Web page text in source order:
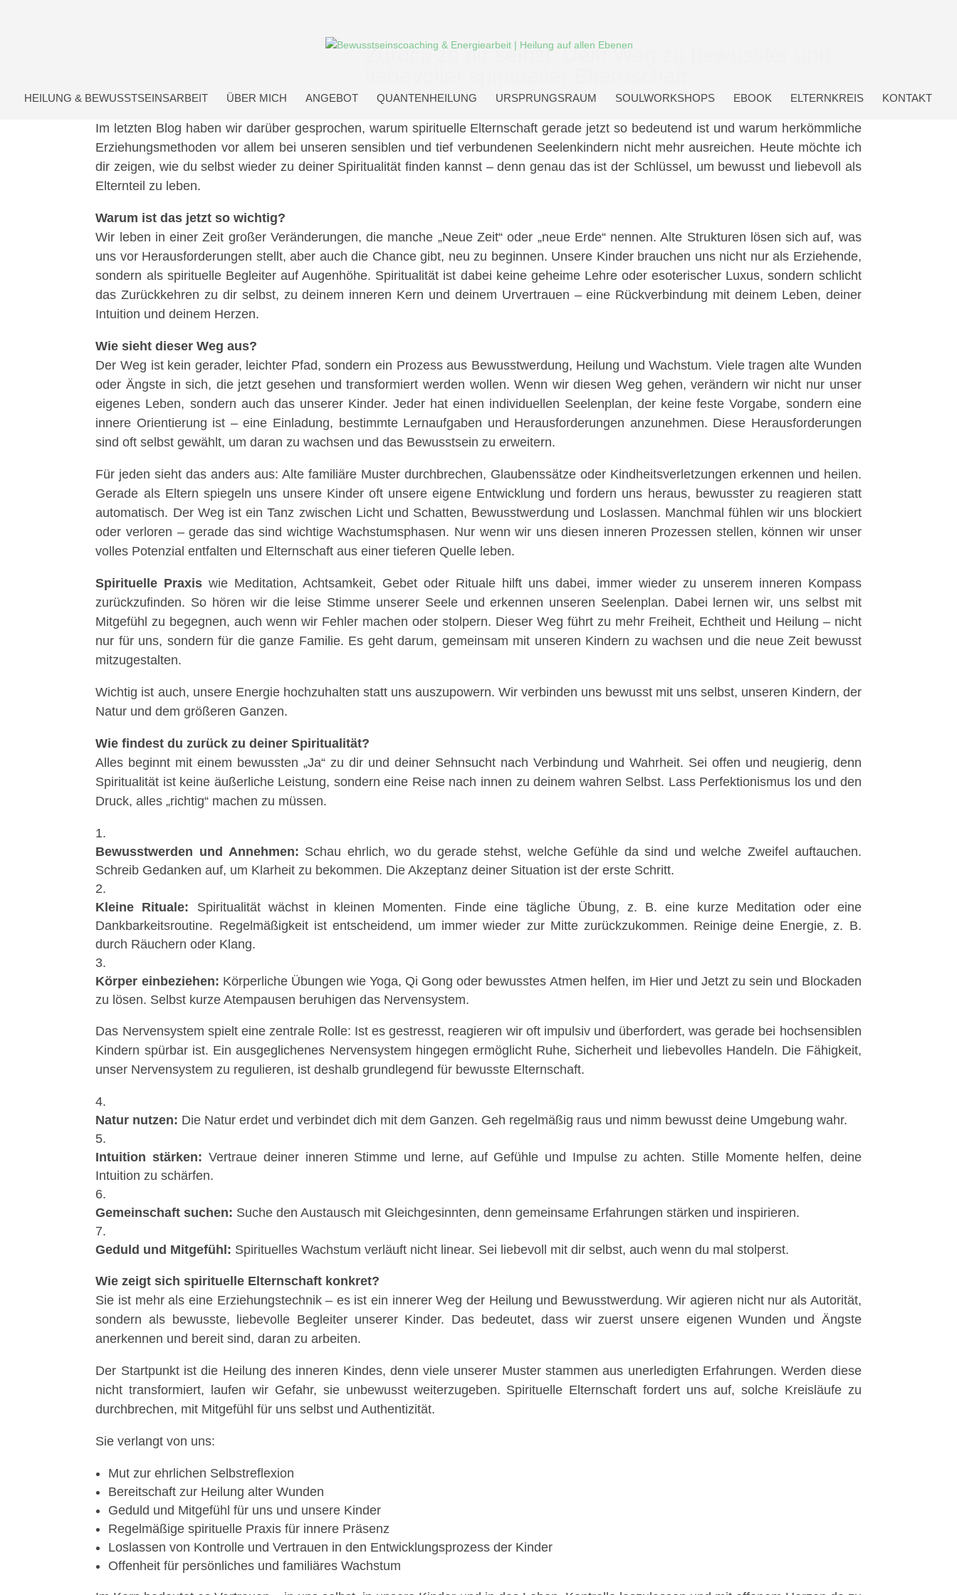
HEILUNG & BEWUSSTSEINSARBEIT ÜBER MICH ANGEBOT QUANTENHEILUNG URSPRUNGSRAUM SOULWORKSHOPS EBOOK ELTERNKREIS KONTAKT
Zurück zu dir selbst: Dein Weg zu bewusster und
Im letzten Blog haben wir darüber gesprochen, warum spirituelle Elternschaft gerade jetzt so bedeutend ist und warum herkömmliche
Erziehungsmethoden vor allem bei unseren sensiblen und tief verbundenen Seelenkindern nicht mehr ausreichen. Heute möchte ich
dir zeigen, wie du selbst wieder zu deiner Spiritualität finden kannst – denn genau das ist der Schlüssel, um bewusst und liebevoll als
Elternteil zu leben.
Warum ist das jetzt so wichtig?
Wir leben in einer Zeit großer Veränderungen, die manche „Neue Zeit“ oder „neue Erde“ nennen. Alte Strukturen lösen sich auf, was
uns vor Herausforderungen stellt, aber auch die Chance gibt, neu zu beginnen. Unsere Kinder brauchen uns nicht nur als Erziehende,
sondern als spirituelle Begleiter auf Augenhöhe. Spiritualität ist dabei keine geheime Lehre oder esoterischer Luxus, sondern schlicht
das Zurückkehren zu dir selbst, zu deinem inneren Kern und deinem Urvertrauen – eine Rückverbindung mit deinem Leben, deiner
Intuition und deinem Herzen.
Wie sieht dieser Weg aus?
Der Weg ist kein gerader, leichter Pfad, sondern ein Prozess aus Bewusstwerdung, Heilung und Wachstum. Viele tragen alte Wunden
oder Ängste in sich, die jetzt gesehen und transformiert werden wollen. Wenn wir diesen Weg gehen, verändern wir nicht nur unser
eigenes Leben, sondern auch das unserer Kinder. Jeder hat einen individuellen Seelenplan, der keine feste Vorgabe, sondern eine
innere Orientierung ist – eine Einladung, bestimmte Lernaufgaben und Herausforderungen anzunehmen. Diese Herausforderungen
sind oft selbst gewählt, um daran zu wachsen und das Bewusstsein zu erweitern.
Für jeden sieht das anders aus: Alte familiäre Muster durchbrechen, Glaubenssätze oder Kindheitsverletzungen erkennen und heilen.
Gerade als Eltern spiegeln uns unsere Kinder oft unsere eigene Entwicklung und fordern uns heraus, bewusster zu reagieren statt
automatisch. Der Weg ist ein Tanz zwischen Licht und Schatten, Bewusstwerdung und Loslassen. Manchmal fühlen wir uns blockiert
oder verloren – gerade das sind wichtige Wachstumsphasen. Nur wenn wir uns diesen inneren Prozessen stellen, können wir unser
volles Potenzial entfalten und Elternschaft aus einer tieferen Quelle leben.
Spirituelle Praxis wie Meditation, Achtsamkeit, Gebet oder Rituale hilft uns dabei, immer wieder zu unserem inneren Kompass
zurückzufinden. So hören wir die leise Stimme unserer Seele und erkennen unseren Seelenplan. Dabei lernen wir, uns selbst mit
Mitgefühl zu begegnen, auch wenn wir Fehler machen oder stolpern. Dieser Weg führt zu mehr Freiheit, Echtheit und Heilung – nicht
nur für uns, sondern für die ganze Familie. Es geht darum, gemeinsam mit unseren Kindern zu wachsen und die neue Zeit bewusst
mitzugestalten.
Wichtig ist auch, unsere Energie hochzuhalten statt uns auszupowern. Wir verbinden uns bewusst mit uns selbst, unseren Kindern, der
Natur und dem größeren Ganzen.
Wie findest du zurück zu deiner Spiritualität?
Alles beginnt mit einem bewussten „Ja“ zu dir und deiner Sehnsucht nach Verbindung und Wahrheit. Sei offen und neugierig, denn
Spiritualität ist keine äußerliche Leistung, sondern eine Reise nach innen zu deinem wahren Selbst. Lass Perfektionismus los und den
Druck, alles „richtig“ machen zu müssen.
Bewusstwerden und Annehmen: Schau ehrlich, wo du gerade stehst, welche Gefühle da sind und welche Zweifel auftauchen.
Schreib Gedanken auf, um Klarheit zu bekommen. Die Akzeptanz deiner Situation ist der erste Schritt.
Kleine Rituale: Spiritualität wächst in kleinen Momenten. Finde eine tägliche Übung, z. B. eine kurze Meditation oder eine
Dankbarkeitsroutine. Regelmäßigkeit ist entscheidend, um immer wieder zur Mitte zurückzukommen. Reinige deine Energie, z. B.
durch Räuchern oder Klang.
Körper einbeziehen: Körperliche Übungen wie Yoga, Qi Gong oder bewusstes Atmen helfen, im Hier und Jetzt zu sein und Blockaden
zu lösen. Selbst kurze Atempausen beruhigen das Nervensystem.
Das Nervensystem spielt eine zentrale Rolle: Ist es gestresst, reagieren wir oft impulsiv und überfordert, was gerade bei hochsensiblen
Kindern spürbar ist. Ein ausgeglichenes Nervensystem hingegen ermöglicht Ruhe, Sicherheit und liebevolles Handeln. Die Fähigkeit,
unser Nervensystem zu regulieren, ist deshalb grundlegend für bewusste Elternschaft.
Natur nutzen: Die Natur erdet und verbindet dich mit dem Ganzen. Geh regelmäßig raus und nimm bewusst deine Umgebung wahr.
Intuition stärken: Vertraue deiner inneren Stimme und lerne, auf Gefühle und Impulse zu achten. Stille Momente helfen, deine
Intuition zu schärfen.
Gemeinschaft suchen: Suche den Austausch mit Gleichgesinnten, denn gemeinsame Erfahrungen stärken und inspirieren.
Geduld und Mitgefühl: Spirituelles Wachstum verläuft nicht linear. Sei liebevoll mit dir selbst, auch wenn du mal stolperst.
Wie zeigt sich spirituelle Elternschaft konkret?
Sie ist mehr als eine Erziehungstechnik – es ist ein innerer Weg der Heilung und Bewusstwerdung. Wir agieren nicht nur als Autorität,
sondern als bewusste, liebevolle Begleiter unserer Kinder. Das bedeutet, dass wir zuerst unsere eigenen Wunden und Ängste
anerkennen und bereit sind, daran zu arbeiten.
Der Startpunkt ist die Heilung des inneren Kindes, denn viele unserer Muster stammen aus unerledigten Erfahrungen. Werden diese
nicht transformiert, laufen wir Gefahr, sie unbewusst weiterzugeben. Spirituelle Elternschaft fordert uns auf, solche Kreisläufe zu
durchbrechen, mit Mitgefühl für uns selbst und Authentizität.
Sie verlangt von uns:
Mut zur ehrlichen Selbstreflexion
Bereitschaft zur Heilung alter Wunden
Geduld und Mitgefühl für uns und unsere Kinder
Regelmäßige spirituelle Praxis für innere Präsenz
Loslassen von Kontrolle und Vertrauen in den Entwicklungsprozess der Kinder
Offenheit für persönliches und familiäres Wachstum